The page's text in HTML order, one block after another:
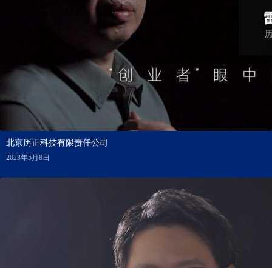
北京历正科技有限责任公司
2023年5月8日